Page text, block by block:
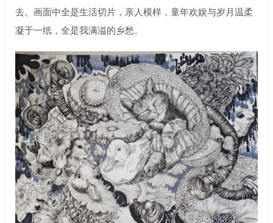
去。画面中全是生活切片，亲人模样，童年欢娱与岁月温柔
凝于一纸，全是我满溢的乡愁。